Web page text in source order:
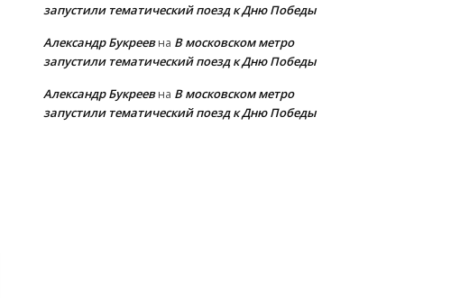
запустили тематический поезд к Дню Победы
Александр Букреевна В московском метро
запустили тематический поезд к Дню Победы
Александр Букреевна В московском метро
запустили тематический поезд к Дню Победы